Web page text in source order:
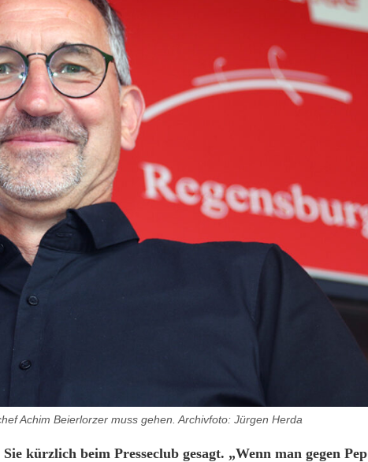
Achim Beierlorzer muss gehen. Archivfoto: Jürgen Herda
kürzlich beim Presseclub gesagt. „Wenn man gegen Pep